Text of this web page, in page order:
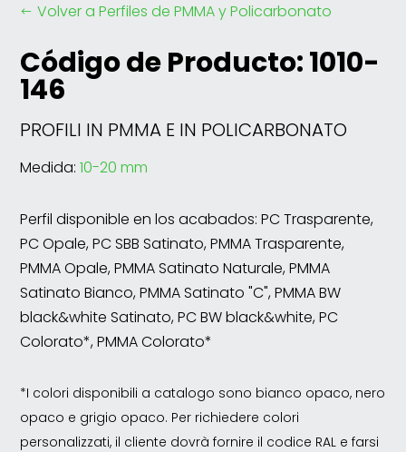
# Volver a Perfiles de PMMA y Policarbonato
Código de Producto: 1010-
146
PROFILI IN PMMA E IN POLICARBONATO
Medida:10-20 mm
Perfil disponible en los acabados: PC Trasparente,
PC Opale, PC SBB Satinato, PMMA Trasparente,
PMMA Opale, PMMA Satinato Naturale, PMMA
Satinato Bianco, PMMA Satinato "C", PMMA BW
black&white Satinato, PC BW black&white, PC
Colorato*, PMMA Colorato*
*I colori disponibili a catalogo sono bianco opaco, nero
opaco e grigio opaco. Per richiedere colori
personalizzati, il cliente dovrà fornire il codice RAL e farsi